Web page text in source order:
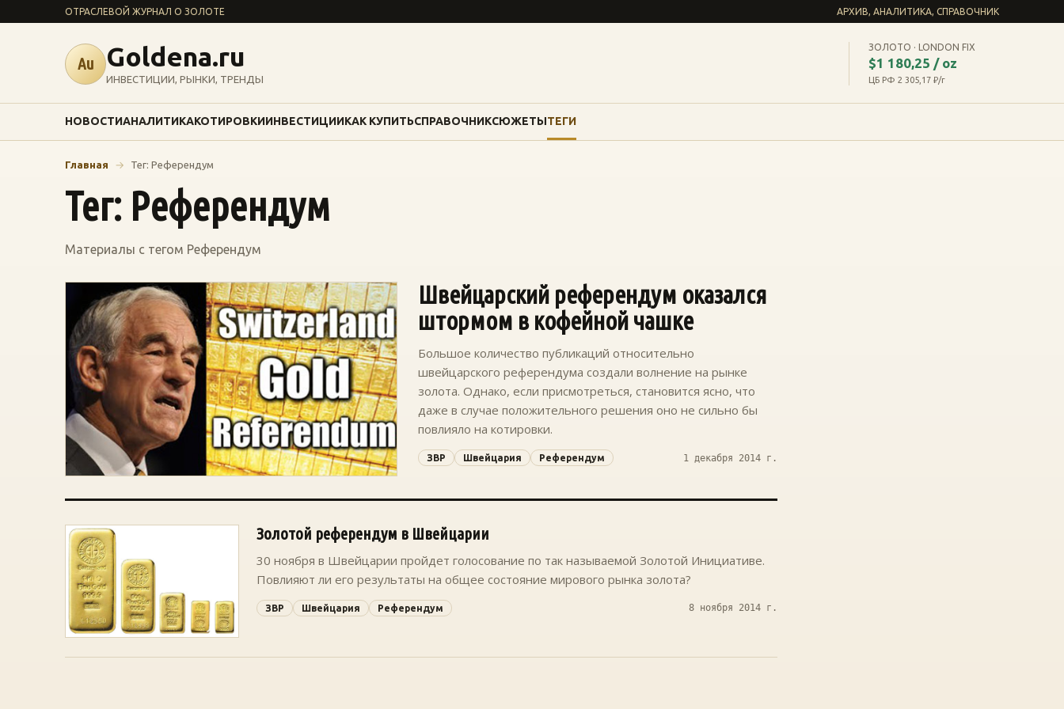
ОТРАСЛЕВОЙ ЖУРНАЛ О ЗОЛОТЕ АРХИВ, АНАЛИТИКА, СПРАВОЧНИК
Au Goldena.ru
ИНВЕСТИЦИИ, РЫНКИ, ТРЕНДЫ
ЗОЛОТО · LONDON FIX
$1 180,25 / oz
ЦБ РФ 2 305,17 ₽/г
НОВОСТИАНАЛИТИКАКОТИРОВКИИНВЕСТИЦИИКАК КУПИТЬСПРАВОЧНИКСЮЖЕТЫТЕГИ
Главная → Тег: Референдум
Тег: Референдум
Материалы с тегом Референдум
Швейцарский референдум оказался
штормом в кофейной чашке
Большое количество публикаций относительно
швейцарского референдума создали волнение на рынке
золота. Однако, если присмотреться, становится ясно, что
даже в случае положительного решения оно не сильно бы
повлияло на котировки.
ЗВР Швейцария Референдум 1 декабря 2014 г.
Золотой референдум в Швейцарии
30 ноября в Швейцарии пройдет голосование по так называемой Золотой Инициативе.
Повлияют ли его результаты на общее состояние мирового рынка золота?
ЗВР Швейцария Референдум 8 ноября 2014 г.